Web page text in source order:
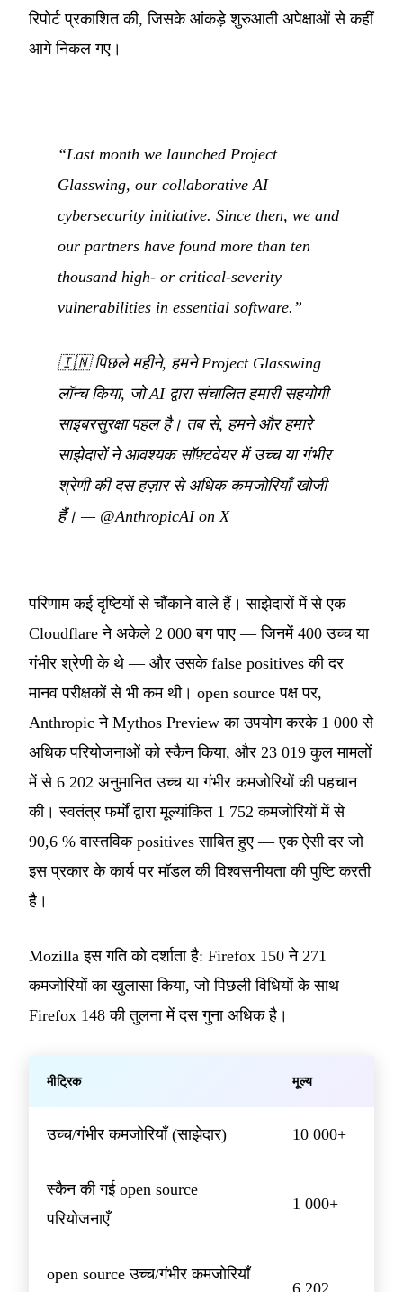
रिपोर्ट प्रकाशित की, जिसके आंकड़े शुरुआती अपेक्षाओं से कहीं
आगे निकल गए।
“Last month we launched Project
Glasswing, our collaborative AI
cybersecurity initiative. Since then, we and
our partners have found more than ten
thousand high- or critical-severity
vulnerabilities in essential software.”
🇮🇳पिछले महीने, हमने Project Glasswing
लॉन्च किया, जो AI द्वारा संचालित हमारी सहयोगी
साइबरसुरक्षा पहल है। तब से, हमने और हमारे
साझेदारों ने आवश्यक सॉफ़्टवेयर में उच्च या गंभीर
श्रेणी की दस हज़ार से अधिक कमजोरियाँ खोजी
हैं। — @AnthropicAI on X
परिणाम कई दृष्टियों से चौंकाने वाले हैं। साझेदारों में से एक
Cloudflare ने अकेले 2 000 बग पाए — जिनमें 400 उच्च या
गंभीर श्रेणी के थे — और उसके false positives की दर
मानव परीक्षकों से भी कम थी। open source पक्ष पर,
Anthropic ने Mythos Preview का उपयोग करके 1 000 से
अधिक परियोजनाओं को स्कैन किया, और 23 019 कुल मामलों
में से 6 202 अनुमानित उच्च या गंभीर कमजोरियों की पहचान
की। स्वतंत्र फर्मों द्वारा मूल्यांकित 1 752 कमजोरियों में से
90,6 % वास्तविक positives साबित हुए — एक ऐसी दर जो
इस प्रकार के कार्य पर मॉडल की विश्वसनीयता की पुष्टि करती
है।
Mozilla इस गति को दर्शाता है: Firefox 150 ने 271
कमजोरियों का खुलासा किया, जो पिछली विधियों के साथ
Firefox 148 की तुलना में दस गुना अधिक है।
मीट्रिक मूल्य
उच्च/गंभीर कमजोरियाँ (साझेदार) 10 000+
स्कैन की गई open source
परियोजनाएँ
1 000+
open source उच्च/गंभीर कमजोरियाँ
6 202